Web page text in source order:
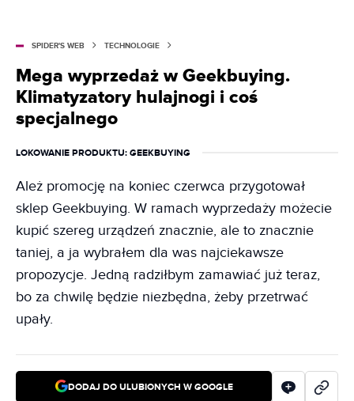
SPIDER'S WEB TECHNOLOGIE
Mega wyprzedaż w Geekbuying.
Klimatyzatory hulajnogi i coś
specjalnego
LOKOWANIE PRODUKTU: GEEKBUYING
Ależ promocję na koniec czerwca przygotował
sklep Geekbuying. W ramach wyprzedaży możecie
kupić szereg urządzeń znacznie, ale to znacznie
taniej, a ja wybrałem dla was najciekawsze
propozycje. Jedną radziłbym zamawiać już teraz,
bo za chwilę będzie niezbędna, żeby przetrwać
upały.
DODAJ DO ULUBIONYCH W GOOGLE